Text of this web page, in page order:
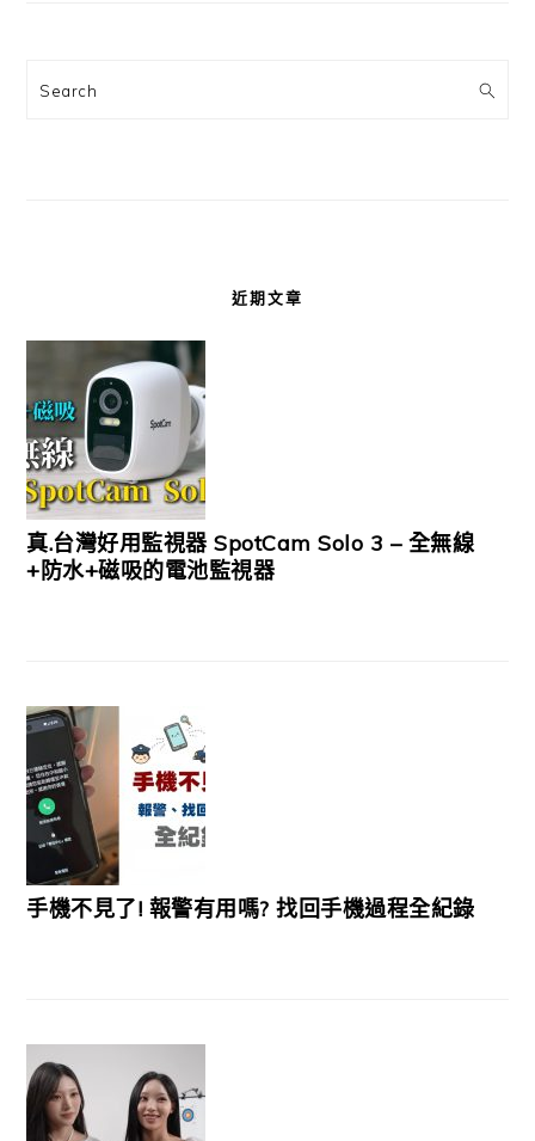
Search
近期文章
真.台灣好用監視器 SpotCam Solo 3 – 全無線
+防水+磁吸的電池監視器
手機不見了! 報警有用嗎? 找回手機過程全紀錄